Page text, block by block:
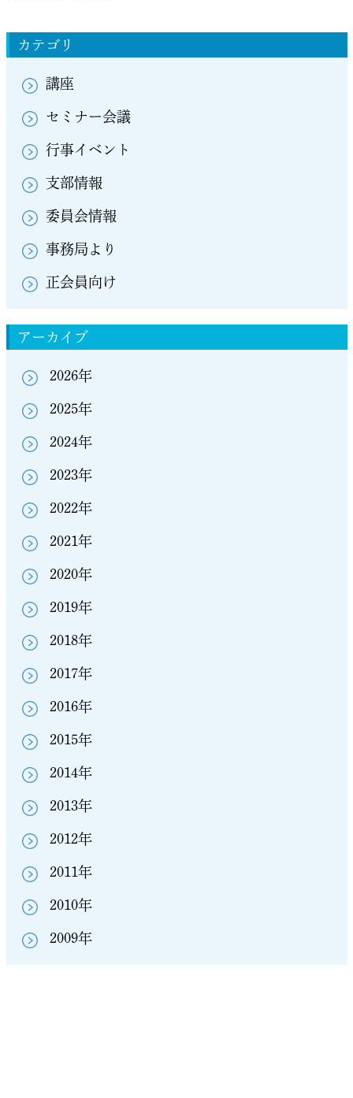
カテゴリ
講座
セミナー会議
行事イベント
支部情報
委員会情報
事務局より
正会員向け
アーカイブ
2026年
2025年
2024年
2023年
2022年
2021年
2020年
2019年
2018年
2017年
2016年
2015年
2014年
2013年
2012年
2011年
2010年
2009年